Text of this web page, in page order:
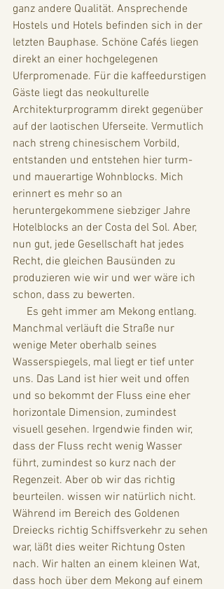
ganz andere Qualität. Ansprechende
Hostels und Hotels befinden sich in der
letzten Bauphase. Schöne Cafés liegen
direkt an einer hochgelegenen
Uferpromenade. Für die kaffeedurstigen
Gäste liegt das neokulturelle
Architekturprogramm direkt gegenüber
auf der laotischen Uferseite. Vermutlich
nach streng chinesischem Vorbild,
entstanden und entstehen hier turm-
und mauerartige Wohnblocks. Mich
erinnert es mehr so an
heruntergekommene siebziger Jahre
Hotelblocks an der Costa del Sol. Aber,
nun gut, jede Gesellschaft hat jedes
Recht, die gleichen Bausünden zu
produzieren wie wir und wer wäre ich
schon, dass zu bewerten.
Manchmal verläuft die Straße nur
wenige Meter oberhalb seines
Wasserspiegels, mal liegt er tief unter
uns. Das Land ist hier weit und offen
und so bekommt der Fluss eine eher
horizontale Dimension, zumindest
visuell gesehen. Irgendwie finden wir,
dass der Fluss recht wenig Wasser
führt, zumindest so kurz nach der
Regenzeit. Aber ob wir das richtig
beurteilen. wissen wir natürlich nicht.
Während im Bereich des Goldenen
Dreiecks richtig Schiffsverkehr zu sehen
war, läßt dies weiter Richtung Osten
nach. Wir halten an einem kleinen Wat,
dass hoch über dem Mekong auf einem